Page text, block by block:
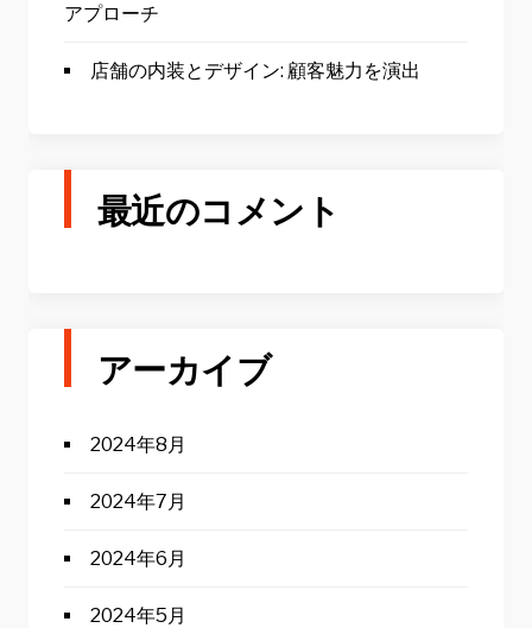
アプローチ
店舗の内装とデザイン: 顧客魅力を演出
最近のコメント
アーカイブ
2024年8月
2024年7月
2024年6月
2024年5月